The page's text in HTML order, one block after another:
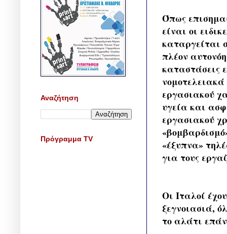
Όπως
είναι οι
καταργείται
πλέον
καταστάσεις
εργασιακού
υγεία και
εργασιακού
«έξυπνα»
για τους
Οι Ιταλοί
ξεγνοιασιά,
το αλάτι
Αναζήτηση
Πρόγραμμα TV